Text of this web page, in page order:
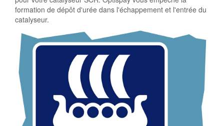
formation de dépôt d'urée dans l'échappement et l'entrée du
catalyseur.